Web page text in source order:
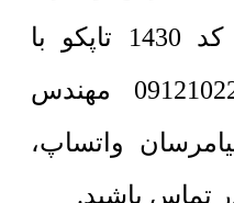
ماربل شیت کد 1430 تاپکو با
شماره 09121022495 مهندس
واتساپ،
در تماس باشید.